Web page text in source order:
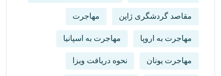
مقاصد گردشگری ژاپن مهاجرت
مهاجرت به اروپا مهاجرت به اسپانیا
مهاجرت یونان نحوه دریافت ویزا